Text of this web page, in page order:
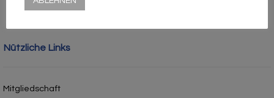
Nützliche Links
Mitgliedschaft